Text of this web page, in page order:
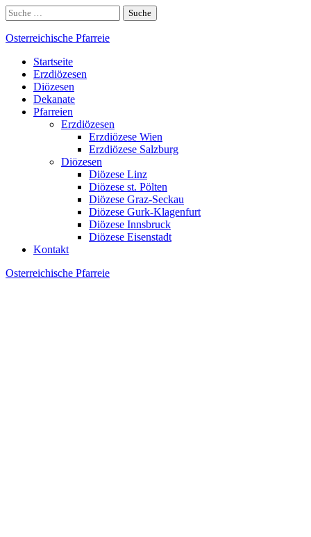
Skip
to
content
Suche
nach:
Osterreichische Pfarreie
Startseite
Erzdiözesen
Diözesen
Dekanate
Pfarreien
Erzdiözesen
Erzdiözese Wien
Erzdiözese Salzburg
Diözesen
Diözese Linz
Diözese st. Pölten
Diözese Graz-Seckau
Diözese Gurk-Klagenfurt
Diözese Innsbruck
Diözese Eisenstadt
Kontakt
Osterreichische Pfarreie